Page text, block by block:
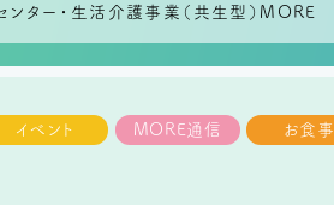
ンター・生活介護事業（共生型）MORE
イベント MORE通信 お食事